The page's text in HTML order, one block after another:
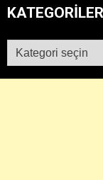
KATEGORILER